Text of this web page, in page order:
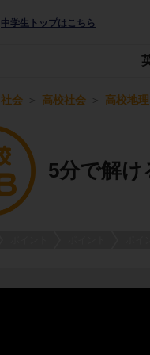
中学生トップはこちら
社会 高校社会 高校地
5分で解け